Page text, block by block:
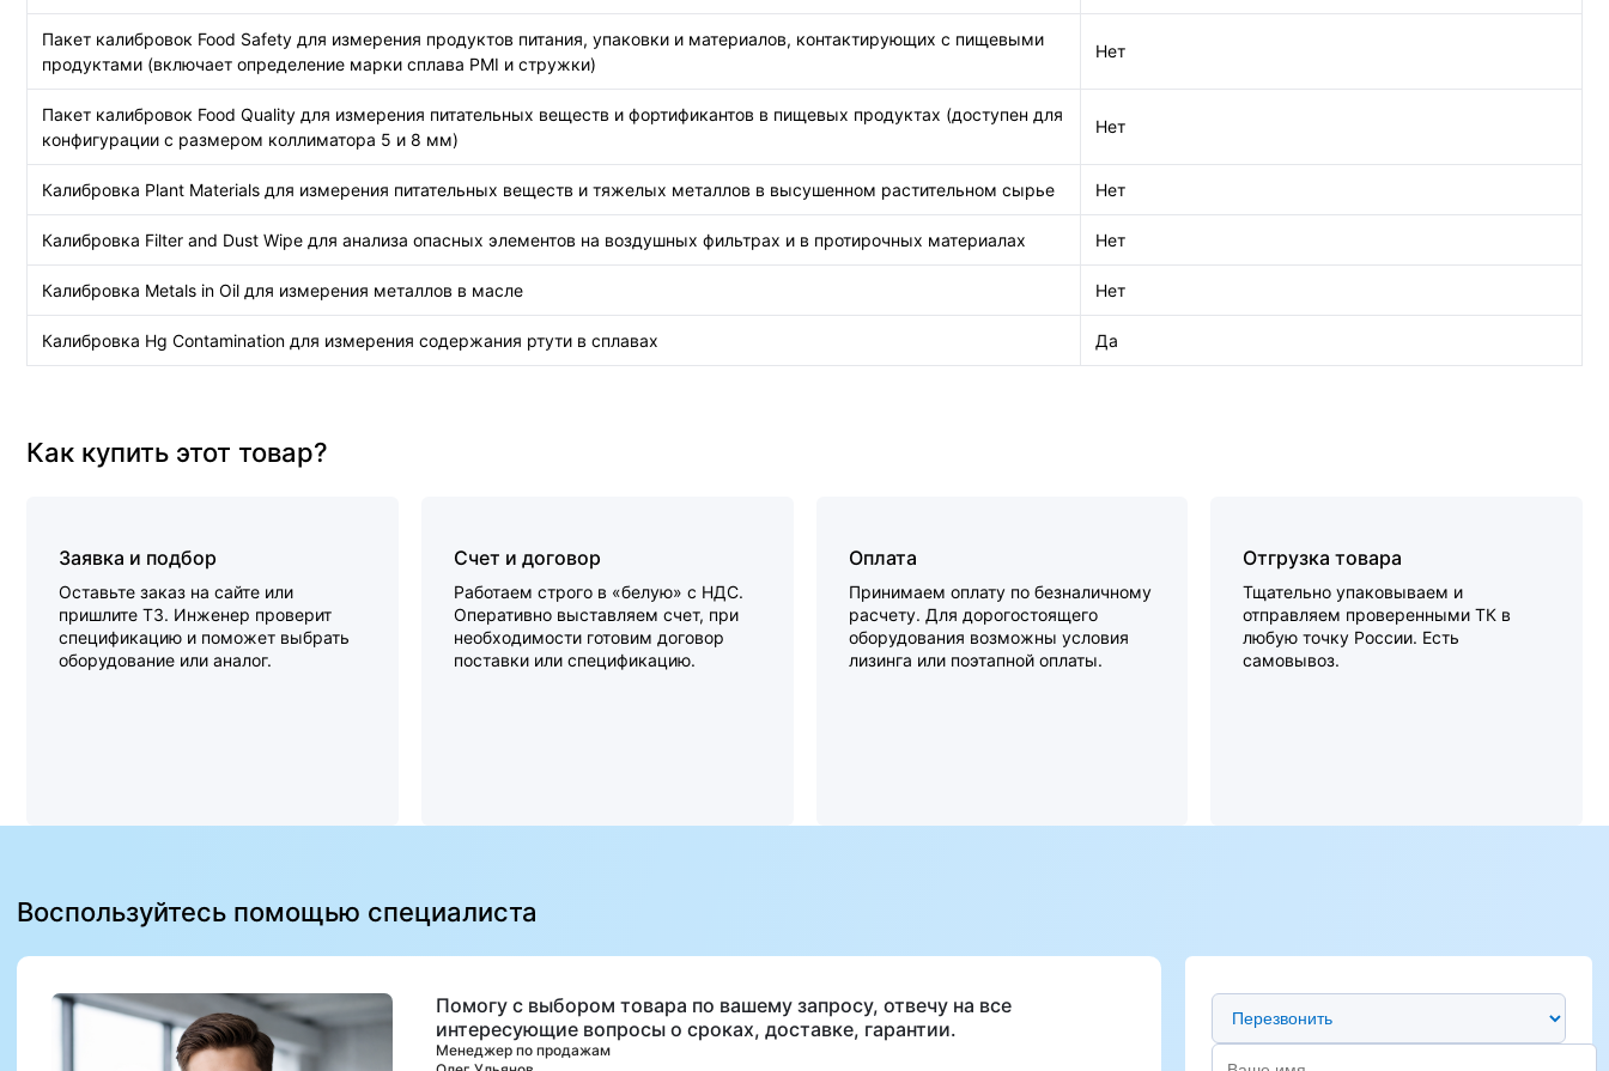
Пакет калибровок Food Safety для измерения продуктов питания, упаковки и материалов, контактирующих с пищевыми
продуктами (включает определение марки сплава PMI и стружки)
Нет
Пакет калибровок Food Quality для измерения питательных веществ и фортификантов в пищевых продуктах (доступен для
конфигурации с размером коллиматора 5 и 8 мм)
Нет
Калибровка Plant Materials для измерения питательных веществ и тяжелых металлов в высушенном растительном сырье Нет
Калибровка Filter and Dust Wipe для анализа опасных элементов на воздушных фильтрах и в протирочных материалах Нет
Калибровка Metals in Oil для измерения металлов в масле Нет
Калибровка Hg Contamination для измерения содержания ртути в сплавах Да
Как купить этот товар?
Заявка и подбор
Оставьте заказ на сайте или
пришлите ТЗ. Инженер проверит
спецификацию и поможет выбрать
оборудование или аналог.
Счет и договор
Работаем строго в «белую» с НДС.
Оперативно выставляем счет, при
необходимости готовим договор
поставки или спецификацию.
Оплата
Принимаем оплату по безналичному
расчету. Для дорогостоящего
оборудования возможны условия
лизинга или поэтапной оплаты.
Отгрузка товара
Тщательно упаковываем и
отправляем проверенными ТК в
любую точку России. Есть
самовывоз.
Воспользуйтесь помощью специалиста
Помогу с выбором товара по вашему запросу, отвечу на все
интересующие вопросы о сроках, доставке, гарантии.
Менеджер по продажам
Предпочтительный способ связи